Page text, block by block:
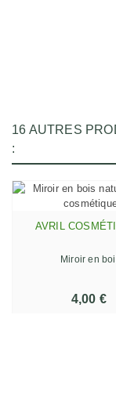
16 AUTRES
:
AVRIL
Miroir en
4,00 €